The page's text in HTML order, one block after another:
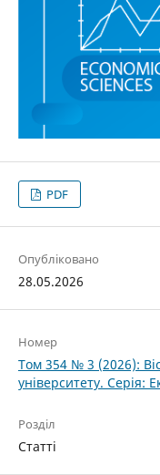
PDF
Опубліковано
28.05.2026
Номер
Том 354 № 3 (2026):
університету. Серія:
Розділ
Статті